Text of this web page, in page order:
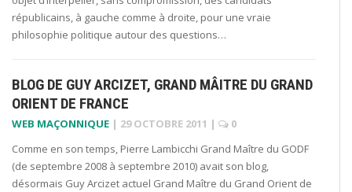
républicains, à gauche comme à droite, pour une vraie
philosophie politique autour des questions…
BLOG DE GUY ARCIZET, GRAND MÂITRE DU GRAND
ORIENT DE FRANCE
WEB MAÇONNIQUE | 29 OCTOBRE 2011 |
0
Comme en son temps, Pierre Lambicchi Grand Maître du GODF
(de septembre 2008 à septembre 2010) avait son blog,
désormais Guy Arcizet actuel Grand Maître du Grand Orient de